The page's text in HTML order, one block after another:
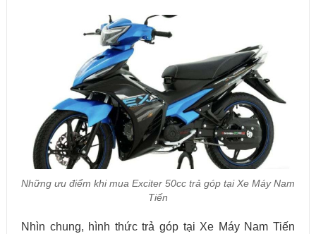
Những ưu điểm khi mua Exciter 50cc trả góp tại Xe Máy Nam
Tiến
Nhìn chung, hình thức trả góp tại Xe Máy Nam Tiến